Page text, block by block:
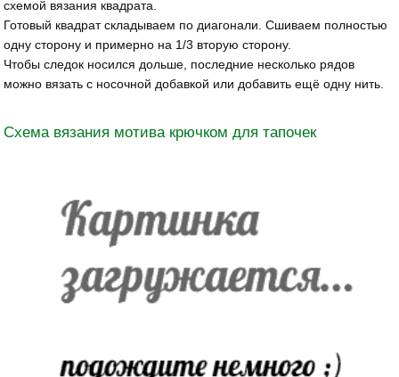
схемой вязания квадрата.
Готовый квадрат складываем по диагонали. Сшиваем полностью
одну сторону и примерно на 1/3 вторую сторону.
Чтобы следок носился дольше, последние несколько рядов
можно вязать с носочной добавкой или добавить ещё одну нить.
Схема вязания мотива крючком для тапочек